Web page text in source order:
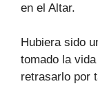
en el Altar.
Hubiera sido
tomado la
retrasarlo por